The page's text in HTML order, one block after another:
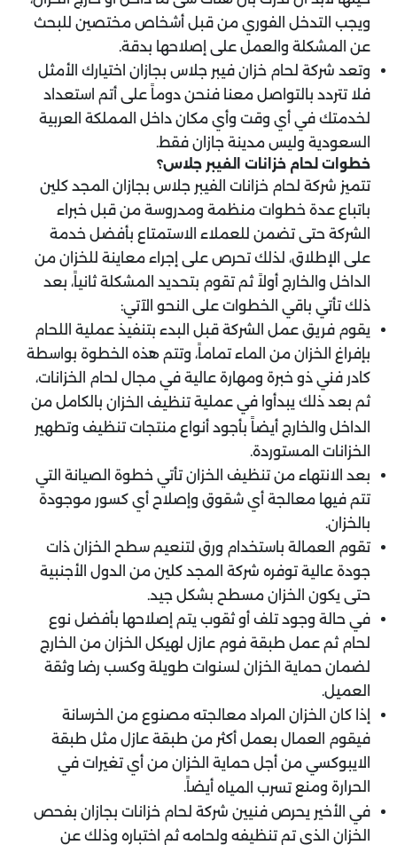
ويجب التدخل الفوري من قبل أشخاص مختصين للبحث
عن المشكلة والعمل على إصلاحها بدقة.
وتعد شركة لحام خزان فيبر جلاس بجازان اختيارك الأمثل
فلا تتردد بالتواصل معنا فنحن دوماً على أتم استعداد
لخدمتك في أي وقت وأي مكان داخل المملكة العربية
السعودية وليس مدينة جازان فقط.
خطوات لحام خزانات الفيبر جلاس؟
تتميز شركة لحام خزانات الفيبر جلاس بجازان المجد كلين
باتباع عدة خطوات منظمة ومدروسة من قبل خبراء
الشركة حتى تضمن للعملاء الاستمتاع بأفضل خدمة
على الإطلاق، لذلك تحرص على إجراء معاينة للخزان من
الداخل والخارج أولاً ثم تقوم بتحديد المشكلة ثانياً، بعد
ذلك تأتي باقي الخطوات على النحو الآتي:
يقوم فريق عمل الشركة قبل البدء بتنفيذ عملية اللحام
بإفراغ الخزان من الماء تماماً، وتتم هذه الخطوة بواسطة
كادر فني ذو خبرة ومهارة عالية في مجال لحام الخزانات،
ثم بعد ذلك يبدأوا في عملية تنظيف الخزان بالكامل من
الداخل والخارج أيضاً بأجود أنواع منتجات تنظيف وتطهير
الخزانات المستوردة.
بعد الانتهاء من تنظيف الخزان تأتي خطوة الصيانة التي
تتم فيها معالجة أي شقوق وإصلاح أي كسور موجودة
بالخزان.
تقوم العمالة باستخدام ورق لتنعيم سطح الخزان ذات
جودة عالية توفره شركة المجد كلين من الدول الأجنبية
حتى يكون الخزان مسطح بشكل جيد.
في حالة وجود تلف أو ثقوب يتم إصلاحها بأفضل نوع
لحام ثم عمل طبقة فوم عازل لهيكل الخزان من الخارج
لضمان حماية الخزان لسنوات طويلة وكسب رضا وثقة
العميل.
إذا كان الخزان المراد معالجته مصنوع من الخرسانة
فيقوم العمال بعمل أكثر من طبقة عازل مثل طبقة
الايبوكسي من أجل حماية الخزان من أي تغيرات في
الحرارة ومنع تسرب المياه أيضاً.
في الأخير يحرص فنيين شركة لحام خزانات بجازان بفحص
الخزان الذي تم تنظيفه ولحامه ثم اختباره وذلك عن